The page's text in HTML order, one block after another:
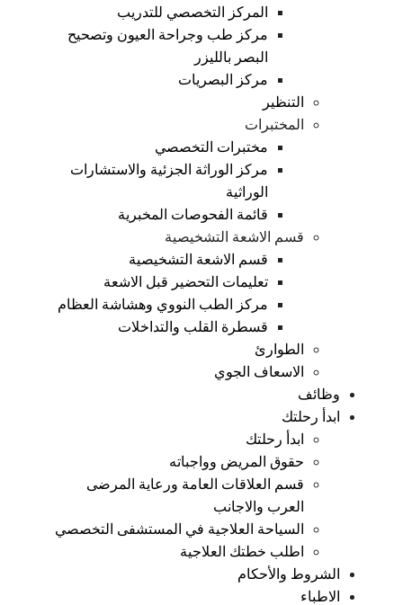
المركز التخصصي للتدريب
مركز طب وجراحة العيون وتصحيح
البصر بالليزر
مركز البصريات
التنظير
المختبرات
مختبرات التخصصي
مركز الوراثة الجزئية والاستشارات
الوراثية
قائمة الفحوصات المخبرية
قسم الاشعة التشخيصية
قسم الاشعة التشخيصية
تعليمات التحضير قبل الاشعة
مركز الطب النووي وهشاشة العظام
قسطرة القلب والتداخلات
الطوارئ
الاسعاف الجوي
وظائف
ابدأ رحلتك
ابدأ رحلتك
حقوق المريض وواجباته
قسم العلاقات العامة ورعاية المرضى
العرب والاجانب
السياحة العلاجية في المستشفى التخصصي
اطلب خطتك العلاجية
الشروط والأحكام
الاطباء